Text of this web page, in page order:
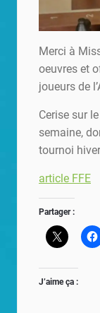
Merci à
oeuvres et
joueurs de
Cerise sur
semaine,
tournoi
article FFE
Partager :
J’aime ça :